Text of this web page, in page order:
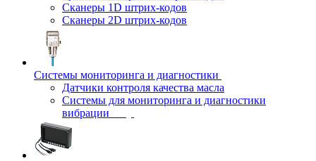
Сканеры 1D штрих-кодов
Сканеры 2D штрих-кодов
Системы мониторинга и диагностики
Датчики контроля качества масла
Системы для мониторинга и диагностики
вибрации